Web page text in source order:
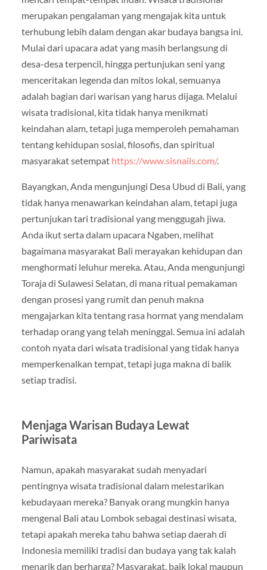
merupakan pengalaman yang mengajak kita untuk
terhubung lebih dalam dengan akar budaya bangsa ini.
Mulai dari upacara adat yang masih berlangsung di
desa-desa terpencil, hingga pertunjukan seni yang
menceritakan legenda dan mitos lokal, semuanya
adalah bagian dari warisan yang harus dijaga. Melalui
wisata tradisional, kita tidak hanya menikmati
keindahan alam, tetapi juga memperoleh pemahaman
tentang kehidupan sosial, filosofis, dan spiritual
masyarakat setempat https://www.sisnails.com/.
Bayangkan, Anda mengunjungi Desa Ubud di Bali, yang
tidak hanya menawarkan keindahan alam, tetapi juga
pertunjukan tari tradisional yang menggugah jiwa.
Anda ikut serta dalam upacara Ngaben, melihat
bagaimana masyarakat Bali merayakan kehidupan dan
menghormati leluhur mereka. Atau, Anda mengunjungi
Toraja di Sulawesi Selatan, di mana ritual pemakaman
dengan prosesi yang rumit dan penuh makna
mengajarkan kita tentang rasa hormat yang mendalam
terhadap orang yang telah meninggal. Semua ini adalah
contoh nyata dari wisata tradisional yang tidak hanya
memperkenalkan tempat, tetapi juga makna di balik
setiap tradisi.
Menjaga Warisan Budaya Lewat
Pariwisata
Namun, apakah masyarakat sudah menyadari
pentingnya wisata tradisional dalam melestarikan
kebudayaan mereka? Banyak orang mungkin hanya
mengenal Bali atau Lombok sebagai destinasi wisata,
tetapi apakah mereka tahu bahwa setiap daerah di
Indonesia memiliki tradisi dan budaya yang tak kalah
menarik dan berharga? Masyarakat, baik lokal maupun